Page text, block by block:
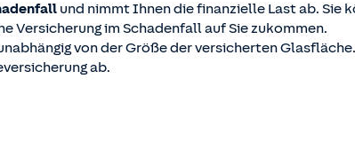
und nimmt Ihnen die finanzielle Last ab. Sie
Versicherung im Schadenfall auf Sie zukommen.
von der Größe der versicherten
ab.